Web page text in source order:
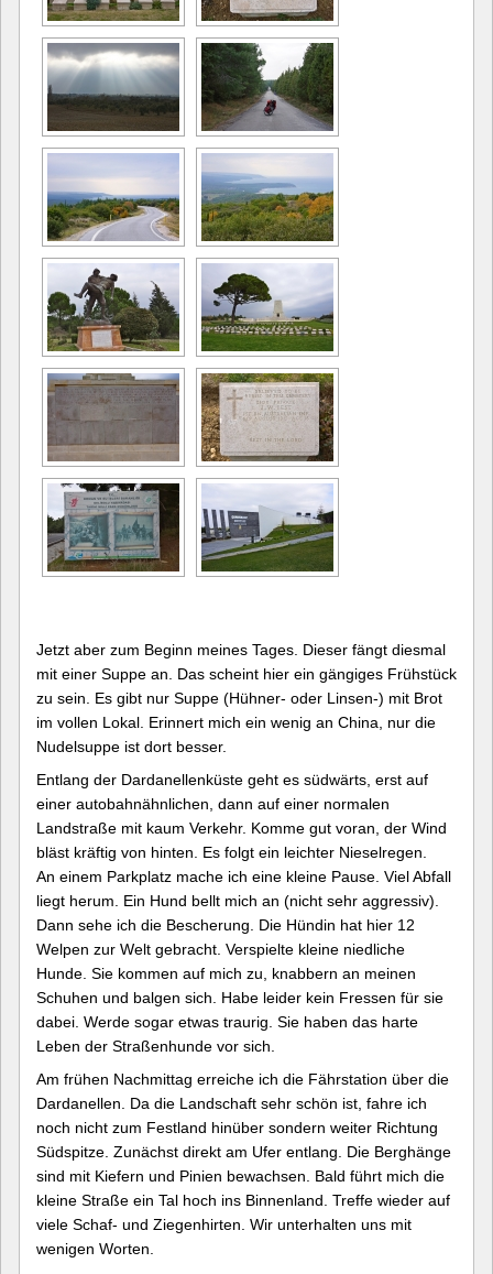
Jetzt aber zum Beginn meines Tages. Dieser fängt diesmal
mit einer Suppe an. Das scheint hier ein gängiges Frühstück
zu sein. Es gibt nur Suppe (Hühner- oder Linsen-) mit Brot
im vollen Lokal. Erinnert mich ein wenig an China, nur die
Nudelsuppe ist dort besser.
Entlang der Dardanellenküste geht es südwärts, erst auf
einer autobahnähnlichen, dann auf einer normalen
Landstraße mit kaum Verkehr. Komme gut voran, der Wind
bläst kräftig von hinten. Es folgt ein leichter Nieselregen.
An einem Parkplatz mache ich eine kleine Pause. Viel Abfall
liegt herum. Ein Hund bellt mich an (nicht sehr aggressiv).
Dann sehe ich die Bescherung. Die Hündin hat hier 12
Welpen zur Welt gebracht. Verspielte kleine niedliche
Hunde. Sie kommen auf mich zu, knabbern an meinen
Schuhen und balgen sich. Habe leider kein Fressen für sie
dabei. Werde sogar etwas traurig. Sie haben das harte
Leben der Straßenhunde vor sich.
Am frühen Nachmittag erreiche ich die Fährstation über die
Dardanellen. Da die Landschaft sehr schön ist, fahre ich
noch nicht zum Festland hinüber sondern weiter Richtung
Südspitze. Zunächst direkt am Ufer entlang. Die Berghänge
sind mit Kiefern und Pinien bewachsen. Bald führt mich die
kleine Straße ein Tal hoch ins Binnenland. Treffe wieder auf
viele Schaf- und Ziegenhirten. Wir unterhalten uns mit
wenigen Worten.